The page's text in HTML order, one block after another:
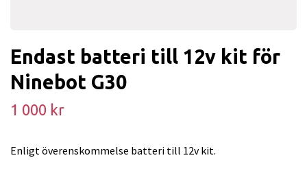
Endast batteri till 12v kit för
Ninebot G30
1 000 kr
Enligt överenskommelse batteri till 12v kit.